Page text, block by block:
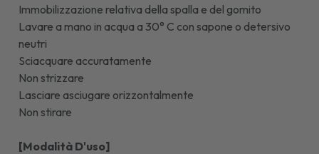
Immobilizzazione relativa della spalla e del gomito
Lavare a mano in acqua a 30° C con sapone o detersivo
neutri
Sciacquare accuratamente
Non strizzare
Lasciare asciugare orizzontalmente
Non stirare
[Modalità D'uso]